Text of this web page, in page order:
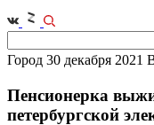
Город 30 декабря 2021
Пенсионерка
петербургской